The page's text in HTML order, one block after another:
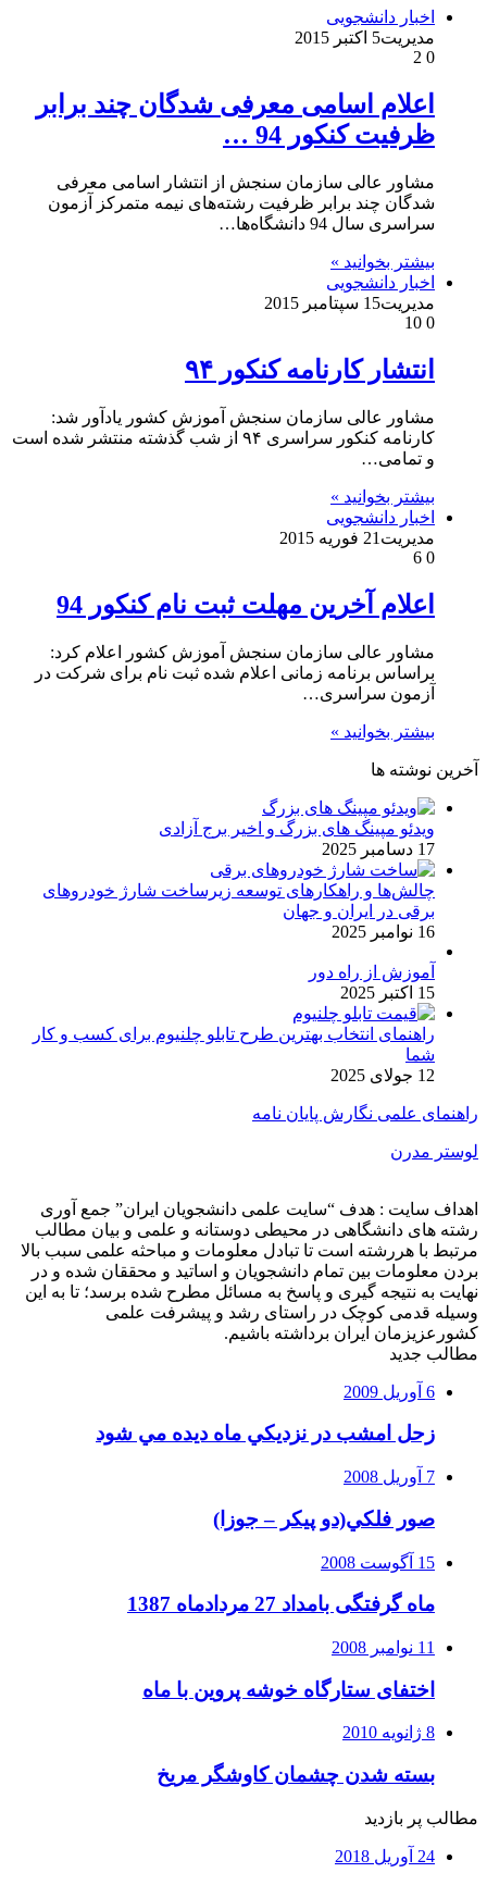
اخبار دانشجویی
مدیریت5 اکتبر 2015
0
اعلام اسامی معرفی شدگان چند برابر
ظرفیت کنکور 94 …
مشاور عالی سازمان سنجش از انتشار اسامی معرفی
شدگان چند برابر ظرفیت رشته‌های نیمه متمرکز آزمون
سراسری سال 94 دانشگاه‌ها…
بیشتر بخوانید »
اخبار دانشجویی
مدیریت15 سپتامبر 2015
0
انتشار کارنامه کنکور ۹۴
مشاور عالی سازمان سنجش آموزش کشور یادآور شد:
کارنامه کنکور سراسری ۹۴ از شب گذشته منتشر شده است
و تمامی…
بیشتر بخوانید »
اخبار دانشجویی
مدیریت 21 فوریه 2015
0
اعلام آخرین مهلت ثبت نام کنکور 94
مشاور عالی سازمان سنجش آموزش کشور اعلام کرد:
براساس برنامه زمانی اعلام شده ثبت نام برای شرکت در
آزمون سراسری…
بیشتر بخوانید »
آخرین نوشته ها
ویدئو مپینگ های بزرگ و اخیر برج آزادی
17 دسامبر 2025
چالش‌ها و راهکارهای توسعه زیرساخت شارژ خودروهای
برقی در ایران و جهان
16 نوامبر 2025
آموزش از راه دور
15 اکتبر 2025
راهنمای انتخاب بهترین طرح تابلو چلنیوم برای کسب و کار
شما
12 جولای 2025
راهنمای علمی نگارش پایان نامه
لوستر مدرن
اهداف سایت : هدف “سایت علمی دانشجویان ایران” جمع آوری
رشته های دانشگاهی در محیطی دوستانه و علمی و بیان مطالب
مرتبط با هررشته است تا تبادل معلومات و مباحثه علمی سبب بالا
بردن معلومات بین تمام دانشجویان و اساتید و محققان شده و در
نهایت به نتیجه گیری و پاسخ به مسائل مطرح شده برسد؛ تا به این
وسیله قدمی کوچک در راستای رشد و پیشرفت علمی
کشورعزیزمان ایران برداشته باشیم.
مطالب جدید
6 آوریل 2009
زحل امشب در نزديكي ماه ديده مي شود
7 آوریل 2008
صور فلكي(دو پیکر – جوزا)
15 آگوست 2008
ماه گرفتگی بامداد 27 مردادماه 1387
11 نوامبر 2008
اختفای ستارگاه خوشه پروین با ماه
8 ژانویه 2010
بسته شدن چشمان کاوشگر مريخ
مطالب پر بازدید
24 آوریل 2018